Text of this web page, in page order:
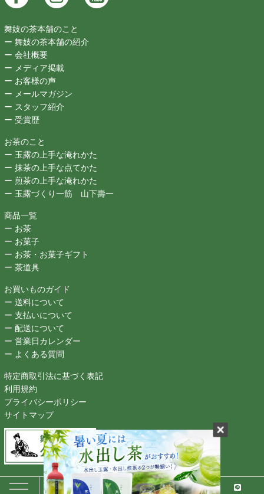
舞妓の茶本舗のこと
ー 舞妓の茶本舗の紹介
ー 会社概要
ー メディア掲載
ー お客様の声
ー メールマガジン
ー スタッフ紹介
ー 受賞歴
お茶のこと
ー 玉露の上手な淹れかた
ー 抹茶の上手な点てかた
ー 煎茶の上手な淹れかた
ー 玉露づくり一筋 山下壽一
商品一覧
ー お茶
ー お菓子
ー お茶・お菓子ギフト
ー 茶道具
お買いものガイド
ー 送料について
ー 支払いについて
ー 配送について
ー 営業日カレンダー
ー よくある質問
特定商取引法に基づく表記
利用規約
プライバシーポリシー
サイトマップ
Copyright (C) MAIKONOCHA-CHA-HONPO All Right reserved.
お菓子
お茶 おすすめ